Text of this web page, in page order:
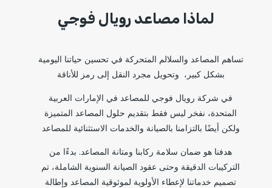
لماذا مصاعد رويال فوجي
تساهم المصاعد والسلالم المتحركة في تحسين حياتنا اليومية
بشكل كبير، وتحويل مجرد النقل إلى رمز للأناقة
في شركة رويال فوجي للمصاعد في الإمارات العربية
المتحدة، نفخر ليس فقط بتقديم حلول المصاعد المتميزة
ولكن أيضًا بالتزامنا بالصيانة والخدمات الاستثنائية للمصاعد
هدفنا هو ضمان سلامة ركابنا ومتانة المصاعد. بدءًا من
التركيبات الدقيقة وحتى عقود الصيانة السنوية الشاملة، تم
تصميم خدماتنا لإعطاء الأولوية لموثوقية المصاعد وإطالة